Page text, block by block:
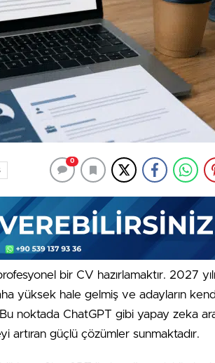
0
bir CV hazırlamaktır. 2027 yılı
yüksek hale gelmiş ve adayların
noktada ChatGPT gibi yapay zeka
artıran güçlü çözümler sunmaktadır.